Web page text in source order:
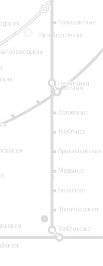
2
14
Кожуховская
Печатники
Волжская
Люблино
Братиславская
Марьино
Борисово
Шипиловская
Зябликово
Косино
Юго-Восточная